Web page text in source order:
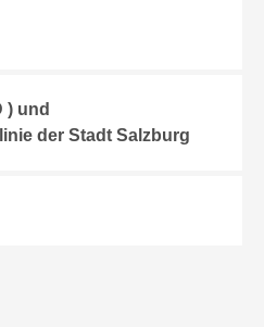
) und
der Stadt Salzburg